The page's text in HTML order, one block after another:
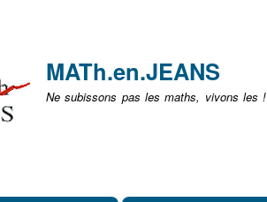
MATh.en.JEANS
Ne subissons pas les maths, vivons les !